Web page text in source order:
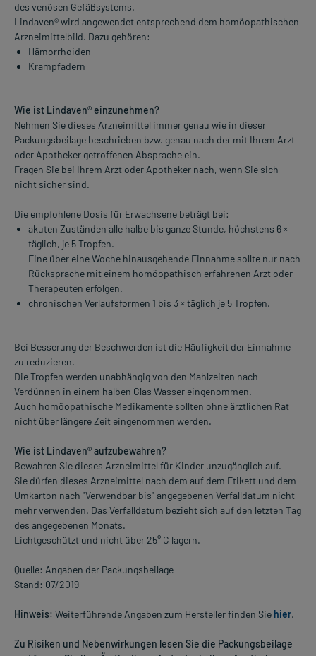
des venösen Gefäßsystems.
Lindaven® wird angewendet entsprechend dem homöopathischen
Arzneimittelbild. Dazu gehören:
Hämorrhoiden
Krampfadern
Wie ist Lindaven® einzunehmen?
Nehmen Sie dieses Arzneimittel immer genau wie in dieser
Packungsbeilage beschrieben bzw. genau nach der mit Ihrem Arzt
oder Apotheker getroffenen Absprache ein.
Fragen Sie bei Ihrem Arzt oder Apotheker nach, wenn Sie sich
nicht sicher sind.
Die empfohlene Dosis für Erwachsene beträgt bei:
akuten Zuständen alle halbe bis ganze Stunde, höchstens 6 ×
täglich, je 5 Tropfen.
Eine über eine Woche hinausgehende Einnahme sollte nur nach
Rücksprache mit einem homöopathisch erfahrenen Arzt oder
Therapeuten erfolgen.
chronischen Verlaufsformen 1 bis 3 × täglich je 5 Tropfen.
Bei Besserung der Beschwerden ist die Häufigkeit der Einnahme
zu reduzieren.
Die Tropfen werden unabhängig von den Mahlzeiten nach
Verdünnen in einem halben Glas Wasser eingenommen.
Auch homöopathische Medikamente sollten ohne ärztlichen Rat
nicht über längere Zeit eingenommen werden.
Wie ist Lindaven® aufzubewahren?
Bewahren Sie dieses Arzneimittel für Kinder unzugänglich auf.
Sie dürfen dieses Arzneimittel nach dem auf dem Etikett und dem
Umkarton nach "Verwendbar bis" angegebenen Verfalldatum nicht
mehr verwenden. Das Verfalldatum bezieht sich auf den letzten Tag
des angegebenen Monats.
Lichtgeschützt und nicht über 25° C lagern.
Quelle: Angaben der Packungsbeilage
Stand: 07/2019
Hinweis: Weiterführende Angaben zum Hersteller finden Sie hier.
Zu Risiken und Nebenwirkungen lesen Sie die Packungsbeilage